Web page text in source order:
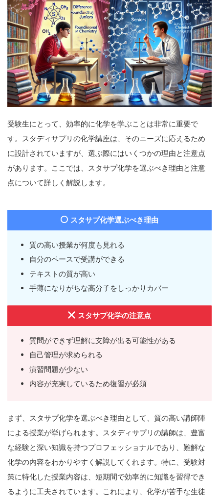
受験生にとって、効率的に化学を学ぶことは非常に重要で
す。スタディサプリの化学講座は、そのニーズに応えるため
に設計されていますが、選ぶ際にはいくつかの理由と注意点
があります。ここでは、スタサプ化学を選ぶべき理由と注意
点について詳しく解説します。
スタサプ化学選ぶべき理由
質の高い授業が何度も見れる
自分のペースで受講ができる
テキストの質が高い
手薄になりがちな高分子をしっかりカバー
スタサプ化学の注意点
質問ができず理解に支障が出る可能性がある
自己管理が求められる
演習問題が少ない
内容が充実しているため復習が必須
まず、スタサプ化学を選ぶべき理由として、質の高い講師陣
による授業が挙げられます。スタディサプリの講師は、豊富
な経験と深い知識を持つプロフェッショナルであり、難解な
化学の内容をわかりやすく解説してくれます。特に、受験対
策に特化した授業内容は、短期間で効率的に知識を習得でき
るように工夫されています。これにより、化学が苦手な生徒